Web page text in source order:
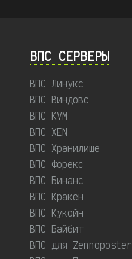
ВПС СЕРВЕРЫ
ВПС Линукс
ВПС Виндовс
ВПС KVM
ВПС XEN
ВПС Хранилище
ВПС Форекс
ВПС Бинанс
ВПС Кракен
ВПС Кукойн
ВПС Байбит
ВПС для Zennoposter